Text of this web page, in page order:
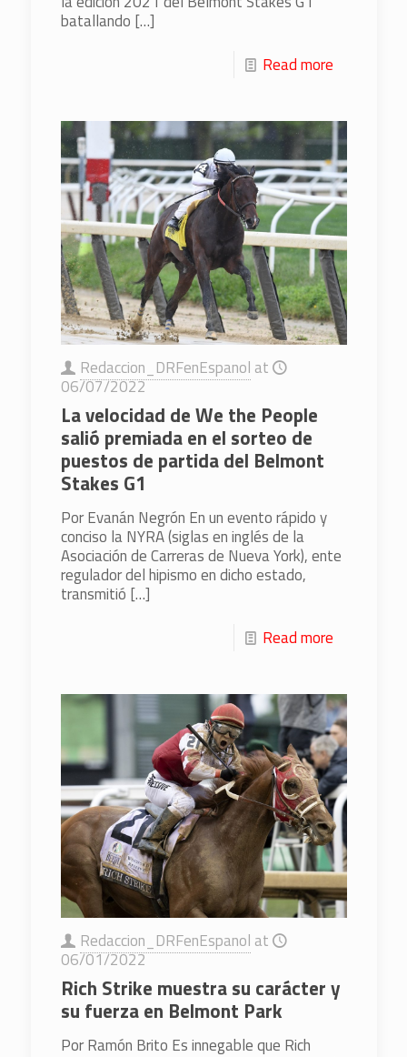
batallando […]
Read more
Redaccion_DRFenEspanol at
06/07/2022
La velocidad de We the People
salió premiada en el sorteo de
puestos de partida del Belmont
Stakes G1
Por Evanán Negrón En un evento rápido y
conciso la NYRA (siglas en inglés de la
Asociación de Carreras de Nueva York), ente
regulador del hipismo en dicho estado,
transmitió […]
Read more
Redaccion_DRFenEspanol at
06/01/2022
Rich Strike muestra su carácter y
su fuerza en Belmont Park
Por Ramón Brito Es innegable que Rich